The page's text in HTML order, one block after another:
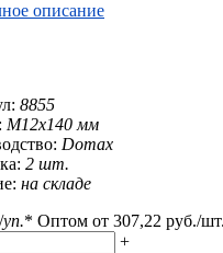
описание
8855
M12x140 мм
Domax
2 шт.
на складе
/уп.* Оптом от 307,22 руб./
+